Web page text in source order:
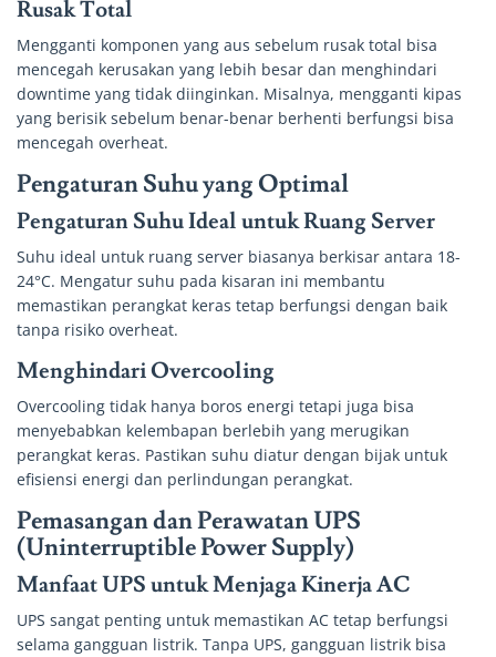
Rusak Total
Mengganti komponen yang aus sebelum rusak total bisa
mencegah kerusakan yang lebih besar dan menghindari
downtime yang tidak diinginkan. Misalnya, mengganti kipas
yang berisik sebelum benar-benar berhenti berfungsi bisa
mencegah overheat.
Pengaturan Suhu yang Optimal
Pengaturan Suhu Ideal untuk Ruang Server
Suhu ideal untuk ruang server biasanya berkisar antara 18-
24°C. Mengatur suhu pada kisaran ini membantu
memastikan perangkat keras tetap berfungsi dengan baik
tanpa risiko overheat.
Menghindari Overcooling
Overcooling tidak hanya boros energi tetapi juga bisa
menyebabkan kelembapan berlebih yang merugikan
perangkat keras. Pastikan suhu diatur dengan bijak untuk
efisiensi energi dan perlindungan perangkat.
Pemasangan dan Perawatan UPS
(Uninterruptible Power Supply)
Manfaat UPS untuk Menjaga Kinerja AC
UPS sangat penting untuk memastikan AC tetap berfungsi
selama gangguan listrik. Tanpa UPS, gangguan listrik bisa